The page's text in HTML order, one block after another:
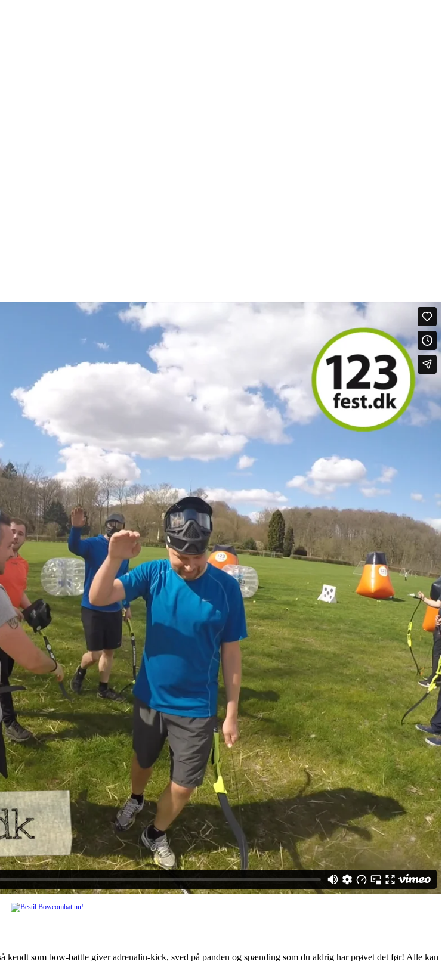
som bow-battle giver adrenalin-kick, sved på panden og spænding som du aldrig har prøvet det før! Alle kan